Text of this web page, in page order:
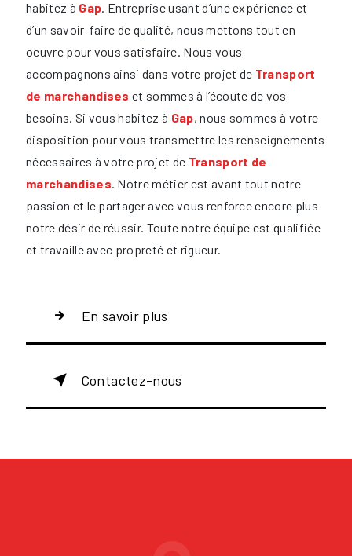
habitez à Gap. Entreprise usant d’une expérience et
d’un savoir-faire de qualité, nous mettons tout en
oeuvre pour vous satisfaire. Nous vous
accompagnons ainsi dans votre projet de Transport
de marchandises et sommes à l’écoute de vos
besoins. Si vous habitez à Gap, nous sommes à votre
disposition pour vous transmettre les renseignements
nécessaires à votre projet de Transport de
marchandises. Notre métier est avant tout notre
passion et le partager avec vous renforce encore plus
notre désir de réussir. Toute notre équipe est qualifiée
et travaille avec propreté et rigueur.
En savoir plus
Contactez-nous